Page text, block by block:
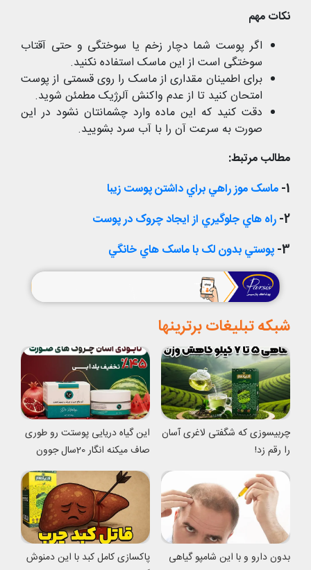
نکات مهم
اگر پوست شما دچار زخم یا سوختگی و حتی آقتاب
سوختگی است از این ماسک استفاده نکنید.
برای اطمینان مقداری از ماسک را روی قسمتی از پوست
امتحان کنید تا از عدم واکنش آلرژیک مطمئن شوید.
دقت کنید که این ماده وارد چشمانتان نشود در این
صورت به سرعت آن را با آب سرد بشویید.
مطالب مرتبط:
1- ماسک موز راهي براي داشتن پوست زيبا
2- راه هاي جلوگيري از ايجاد چروک در پوست
3- پوستي بدون لک با ماسک هاي خانگي
شبکه تبلیغات برترینها
چربیسوزی که شگفتی لاغری آسان
را رقم زد!
این گیاه دریایی پوستت رو طوری
صاف میکنه انگار 20سال جوون
شدی
بدون دارو و با این شامپو گیاهی
پاکسازی کامل کبد با این دمنوش